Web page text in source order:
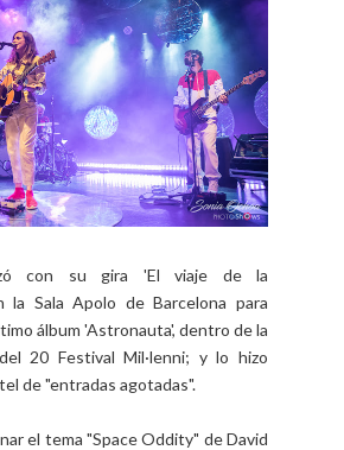
con su gira 'El viaje de la
la Sala Apolo de Barcelona para
álbum 'Astronauta', dentro de la
20 Festival Mil·lenni; y lo hizo
de "entradas agotadas".
el tema "Space Oddity" de David